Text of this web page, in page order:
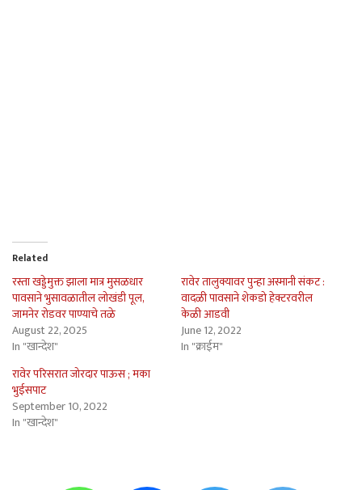
Related
रस्ता खड्डेमुक्त झाला मात्र मुसळधार
पावसाने भुसावळातील लोखंडी पूल,
जामनेर रोडवर पाण्याचे तळे
August 22, 2025
In "खान्देश"
रावेर तालुक्यावर पुन्हा अस्मानी संकट :
वादळी पावसाने शेकडो हेक्टरवरील
केळी आडवी
June 12, 2022
In "क्राईम"
रावेर परिसरात जोरदार पाऊस ; मका
भुईसपाट
September 10, 2022
In "खान्देश"